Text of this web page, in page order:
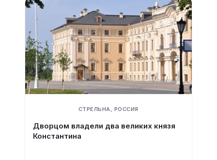
СТРЕЛЬНА, РОССИЯ
Дворцом владели два великих князя
Константина